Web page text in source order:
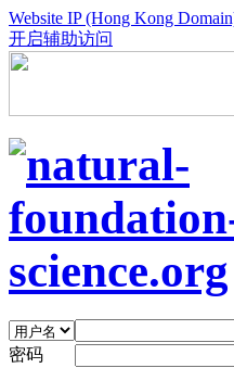
Website IP (Hong Kong
开启辅助访问
密码